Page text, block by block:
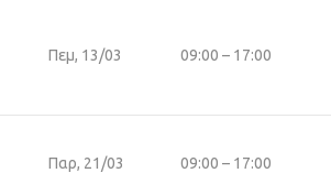
Πεμ, 13/03 09:00 – 17:00
Παρ, 21/03 09:00 – 17:00